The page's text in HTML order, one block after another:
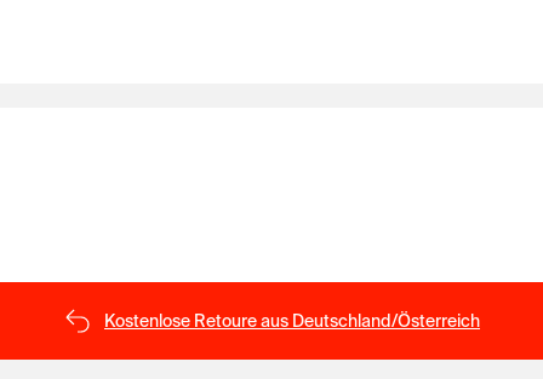
Kostenlose Retoure aus Deutschland/Österreich